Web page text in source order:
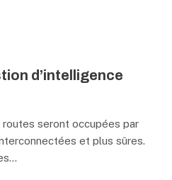
d’intelligence
routes seront occupées par
et plus sûres.